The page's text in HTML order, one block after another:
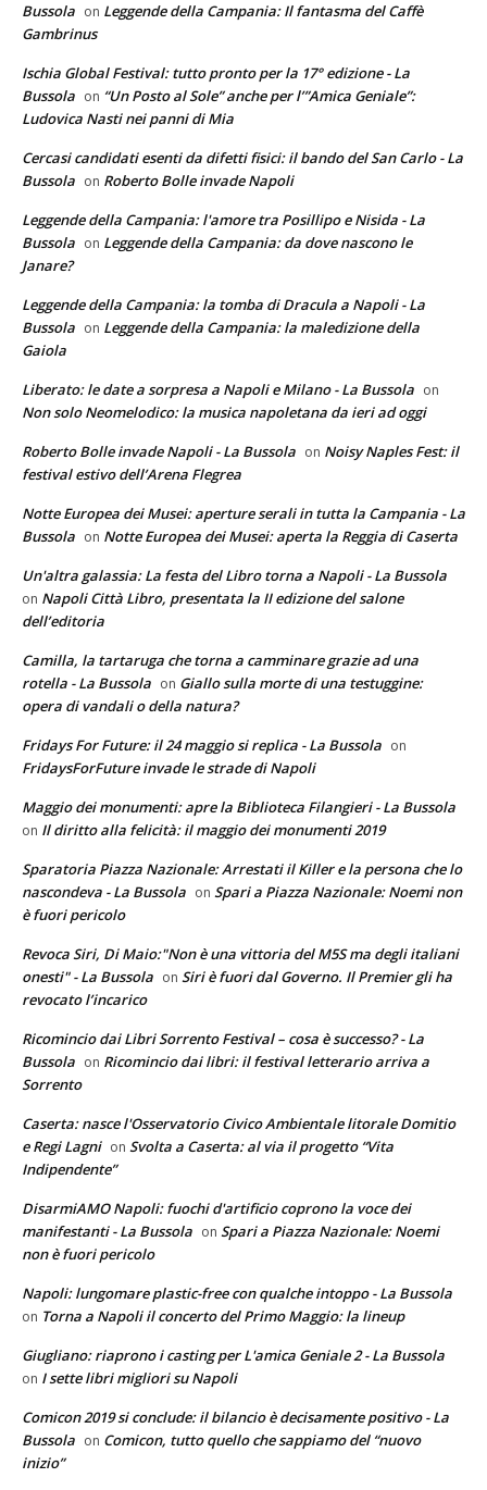
Bussola on Leggende della Campania: Il fantasma del Caffè
Gambrinus
Ischia Global Festival: tutto pronto per la 17° edizione - La
Bussola on “Un Posto al Sole” anche per l’”Amica Geniale”:
Ludovica Nasti nei panni di Mia
Cercasi candidati esenti da difetti fisici: il bando del San Carlo - La
Bussola on Roberto Bolle invade Napoli
Leggende della Campania: l'amore tra Posillipo e Nisida - La
Bussola on Leggende della Campania: da dove nascono le
Janare?
Leggende della Campania: la tomba di Dracula a Napoli - La
Bussola on Leggende della Campania: la maledizione della
Gaiola
Liberato: le date a sorpresa a Napoli e Milano - La Bussola on
Non solo Neomelodico: la musica napoletana da ieri ad oggi
Roberto Bolle invade Napoli - La Bussola on Noisy Naples Fest: il
festival estivo dell’Arena Flegrea
Notte Europea dei Musei: aperture serali in tutta la Campania - La
Bussola on Notte Europea dei Musei: aperta la Reggia di Caserta
Un'altra galassia: La festa del Libro torna a Napoli - La Bussola
on Napoli Città Libro, presentata la II edizione del salone
dell’editoria
Camilla, la tartaruga che torna a camminare grazie ad una
rotella - La Bussola on Giallo sulla morte di una testuggine:
opera di vandali o della natura?
Fridays For Future: il 24 maggio si replica - La Bussola on
FridaysForFuture invade le strade di Napoli
Maggio dei monumenti: apre la Biblioteca Filangieri - La Bussola
on Il diritto alla felicità: il maggio dei monumenti 2019
Sparatoria Piazza Nazionale: Arrestati il Killer e la persona che lo
nascondeva - La Bussola on Spari a Piazza Nazionale: Noemi non
è fuori pericolo
Revoca Siri, Di Maio:"Non è una vittoria del M5S ma degli italiani
onesti" - La Bussola on Siri è fuori dal Governo. Il Premier gli ha
revocato l’incarico
Ricomincio dai Libri Sorrento Festival – cosa è successo? - La
Bussola on Ricomincio dai libri: il festival letterario arriva a
Sorrento
Caserta: nasce l'Osservatorio Civico Ambientale litorale Domitio
e Regi Lagni on Svolta a Caserta: al via il progetto “Vita
Indipendente”
DisarmiAMO Napoli: fuochi d'artificio coprono la voce dei
manifestanti - La Bussola on Spari a Piazza Nazionale: Noemi
non è fuori pericolo
Napoli: lungomare plastic-free con qualche intoppo - La Bussola
on Torna a Napoli il concerto del Primo Maggio: la lineup
Giugliano: riaprono i casting per L'amica Geniale 2 - La Bussola
on I sette libri migliori su Napoli
Comicon 2019 si conclude: il bilancio è decisamente positivo - La
Bussola on Comicon, tutto quello che sappiamo del “nuovo
inizio”